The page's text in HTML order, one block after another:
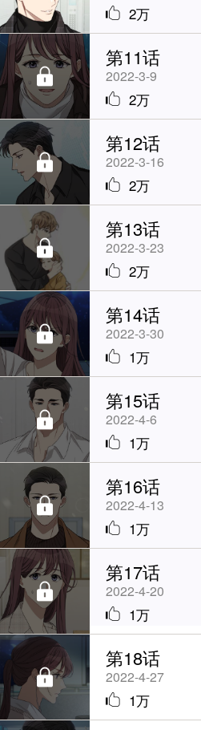
2万
第11话
2022-3-9
2万
第12话
2022-3-16
2万
第13话
2022-3-23
2万
第14话
2022-3-30
1万
第15话
2022-4-6
1万
第16话
2022-4-13
1万
第17话
2022-4-20
1万
第18话
2022-4-27
1万